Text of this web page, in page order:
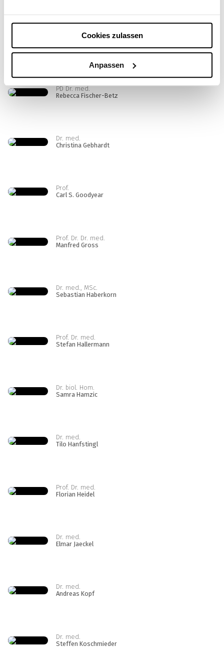
Cookies zulassen
Anpassen
Prof. Dr. med.
Thorsten Feldkamp
PD Dr. med.
Rebecca Fischer-Betz
Dr. med.
Christina Gebhardt
Prof.
Carl S. Goodyear
Prof. Dr. Dr. med.
Manfred Gross
Dr. med., MSc.
Sebastian Haberkorn
Prof. Dr. med.
Stefan Hallermann
Dr. biol. Hom.
Samra Hamzic
Dr. med.
Tilo Hanfstingl
Prof. Dr. med.
Florian Heidel
Dr. med.
Elmar Jaeckel
Dr. med.
Andreas Kopf
Dr. med.
Steffen Koschmieder